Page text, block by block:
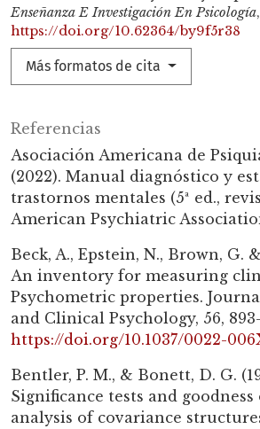
Enseñanza E Investigación En Psicología,
https://doi.org/10.62364/by9f5r38
Más formatos de cita
Referencias
Asociación Americana de
(2022). Manual diagnóstico y
trastornos mentales (5ª ed.,
American Psychiatric
Beck, A., Epstein, N., Brown, G.
An inventory for measuring
Psychometric properties.
and Clinical Psychology, 56,
https://doi.org/10.1037/0022-
Bentler, P. M., & Bonett, D. G.
Significance tests and
analysis of covariance